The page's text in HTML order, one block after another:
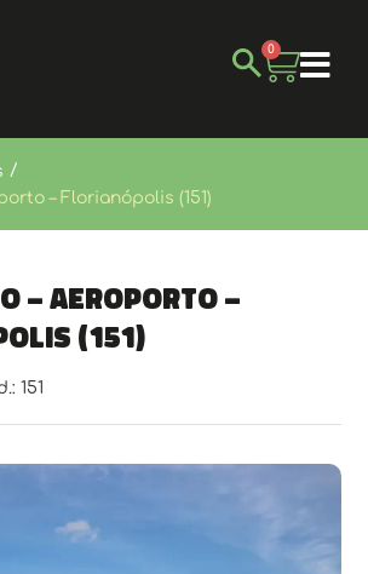
0
/
– Florianópolis (151)
– Aeroporto –
(151)
151